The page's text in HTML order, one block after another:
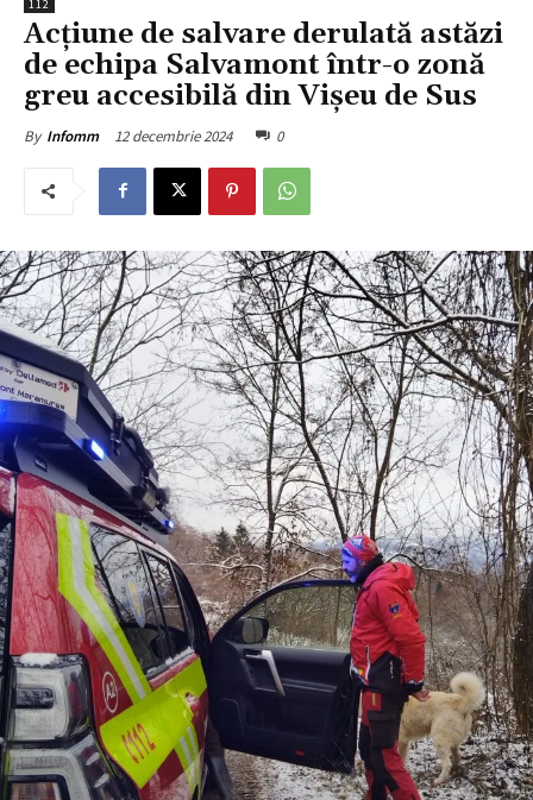
112
Acțiune de salvare derulată astăzi
de echipa Salvamont într-o zonă
greu accesibilă din Vișeu de Sus
By Infomm 12 decembrie 2024 0